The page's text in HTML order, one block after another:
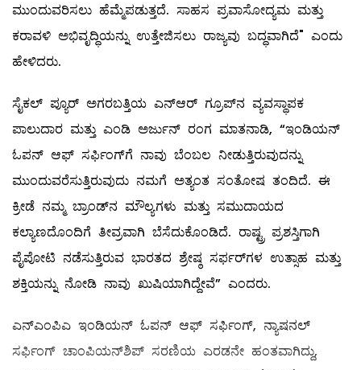
ಮುಂದುವರಿಸಲು ಹೆಮ್ಮೆಪಡುತ್ತದೆ. ಸಾಹಸ ಪ್ರವಾಸೋದ್ಯಮ ಮತ್ತು
ಕರಾವಳಿ ಅಭಿವೃದ್ಧಿಯನ್ನು ಉತ್ತೇಜಿಸಲು ರಾಜ್ಯವು ಬದ್ಧವಾಗಿದೆ" ಎಂದು
ಹೇಳಿದರು.
ಸೈಕಲ್ ಪ್ಯೂರ್ ಅಗರಬತ್ತಿಯ ಎನ್‌ಆರ್ ಗ್ರೂಪ್‌ನ ವ್ಯವಸ್ಥಾಪಕ
ಪಾಲುದಾರ ಮತ್ತು ಎಂಡಿ ಅರ್ಜುನ್ ರಂಗ ಮಾತನಾಡಿ, “ಇಂಡಿಯನ್
ಓಪನ್ ಆಫ್ ಸರ್ಫಿಂಗ್‌ಗೆ ನಾವು ಬೆಂಬಲ ನೀಡುತ್ತಿರುವುದನ್ನು
ಮುಂದುವರೆಸುತ್ತಿರುವುದು ನಮಗೆ ಅತ್ಯಂತ ಸಂತೋಷ ತಂದಿದೆ. ಈ
ಕ್ರೀಡೆ ನಮ್ಮ ಬ್ರಾಂಡ್‌ನ ಮೌಲ್ಯಗಳು ಮತ್ತು ಸಮುದಾಯದ
ಕಲ್ಯಾಣದೊಂದಿಗೆ ತೀವ್ರವಾಗಿ ಬೆಸೆದುಕೊಂಡಿದೆ. ರಾಷ್ಟ್ರ ಪ್ರಶಸ್ತಿಗಾಗಿ
ಪೈಪೋಟಿ ನಡೆಸುತ್ತಿರುವ ಭಾರತದ ಶ್ರೇಷ್ಠ ಸರ್ಫರ್‌ಗಳ ಉತ್ಸಾಹ ಮತ್ತು
ಶಕ್ತಿಯನ್ನು ನೋಡಿ ನಾವು ಖುಷಿಯಾಗಿದ್ದೇವೆ” ಎಂದರು.
ಎನ್‌ಎಂಪಿಎ ಇಂಡಿಯನ್ ಓಪನ್ ಆಫ್ ಸರ್ಫಿಂಗ್, ನ್ಯಾಷನಲ್
ಸರ್ಫಿಂಗ್ ಚಾಂಪಿಯನ್‌ಶಿಪ್ ಸರಣಿಯ ಎರಡನೇ ಹಂತವಾಗಿದ್ದು,